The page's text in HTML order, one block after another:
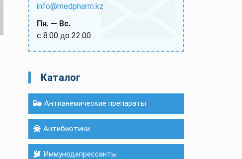
info@medpharm.kz
Пн. — Вс.
с 8:00 до 22:00
Каталог
Антианемические препараты
Антибиотики
Иммунодепрессанты